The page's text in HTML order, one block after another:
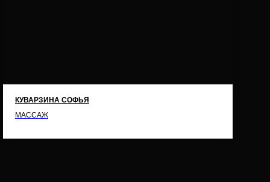
КУВАРЗИНА СОФЬЯ
МАССАЖ